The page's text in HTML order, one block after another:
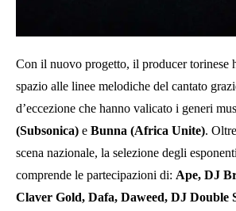
Con il nuovo progetto, il producer torinese
spazio alle linee melodiche del cantato
d’eccezione che hanno valicato i generi
(Subsonica) e Bunna (Africa Unite).
scena nazionale, la selezione degli
comprende le partecipazioni di: Ape, DJ
Claver Gold, Dafa, Daweed, DJ Double